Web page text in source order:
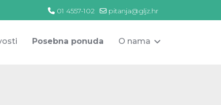
01 4557-102 pitanja@gljz.hr
Posebna ponuda O nama